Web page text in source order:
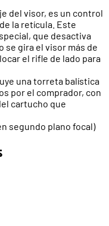
del visor, es un control
la retícula. Este
que desactiva
gira el visor más de
el rifle de lado para
una torreta balística
por el comprador, con
cartucho que
segundo plano focal)